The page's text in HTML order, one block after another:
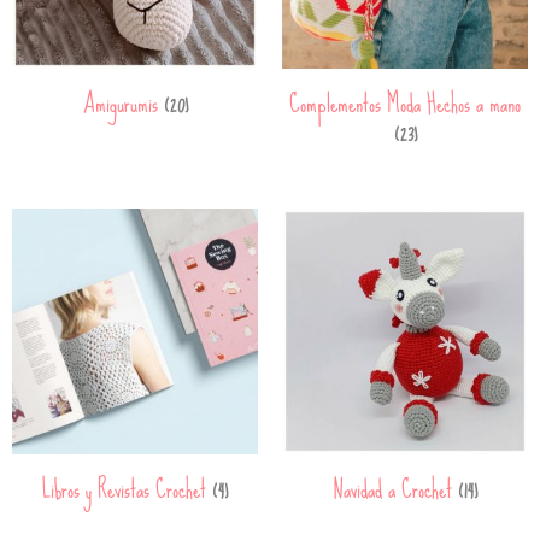
Amigurumis(20) Complementos Moda Hechos a mano
(23)
Libros y Revistas Crochet(4) Navidad a Crochet(14)